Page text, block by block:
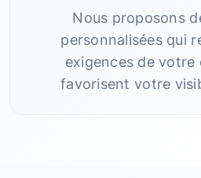
Nous proposons
personnalisées qui
exigences de votre
favorisent votre